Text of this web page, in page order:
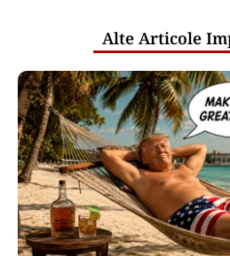
Alte Articole